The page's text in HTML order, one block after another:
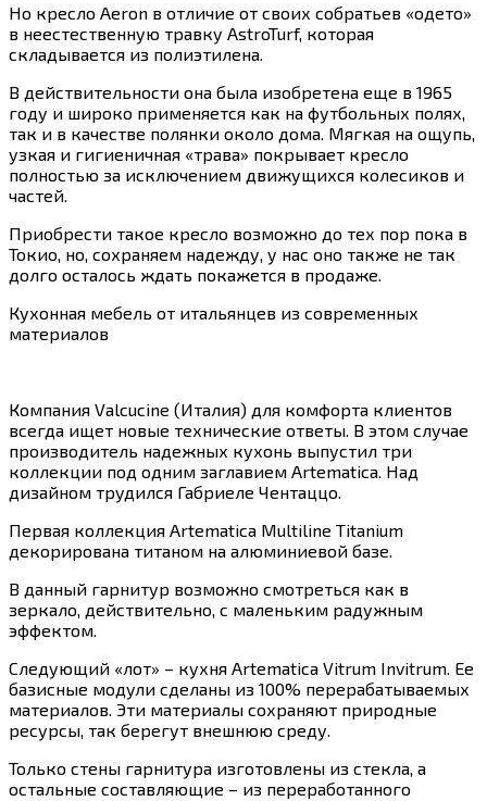
Но кресло Aeron в отличие от своих собратьев «одето»
в неестественную травку AstroTurf, которая
складывается из полиэтилена.
В действительности она была изобретена еще в 1965
году и широко применяется как на футбольных полях,
так и в качестве полянки около дома. Мягкая на ощупь,
узкая и гигиеничная «трава» покрывает кресло
полностью за исключением движущихся колесиков и
частей.
Приобрести такое кресло возможно до тех пор пока в
Токио, но, сохраняем надежду, у нас оно также не так
долго осталось ждать покажется в продаже.
Кухонная мебель от итальянцев из современных
материалов
Компания Valcucine (Италия) для комфорта клиентов
всегда ищет новые технические ответы. В этом случае
производитель надежных кухонь выпустил три
коллекции под одним заглавием Artematica. Над
дизайном трудился Габриеле Чентаццо.
Первая коллекция Artematica Multiline Titanium
декорирована титаном на алюминиевой базе.
В данный гарнитур возможно смотреться как в
зеркало, действительно, с маленьким радужным
эффектом.
Следующий «лот» – кухня Artematica Vitrum Invitrum. Ее
базисные модули сделаны из 100% перерабатываемых
материалов. Эти материалы сохраняют природные
ресурсы, так берегут внешнюю среду.
Только стены гарнитура изготовлены из стекла, а
остальные составляющие – из переработанного